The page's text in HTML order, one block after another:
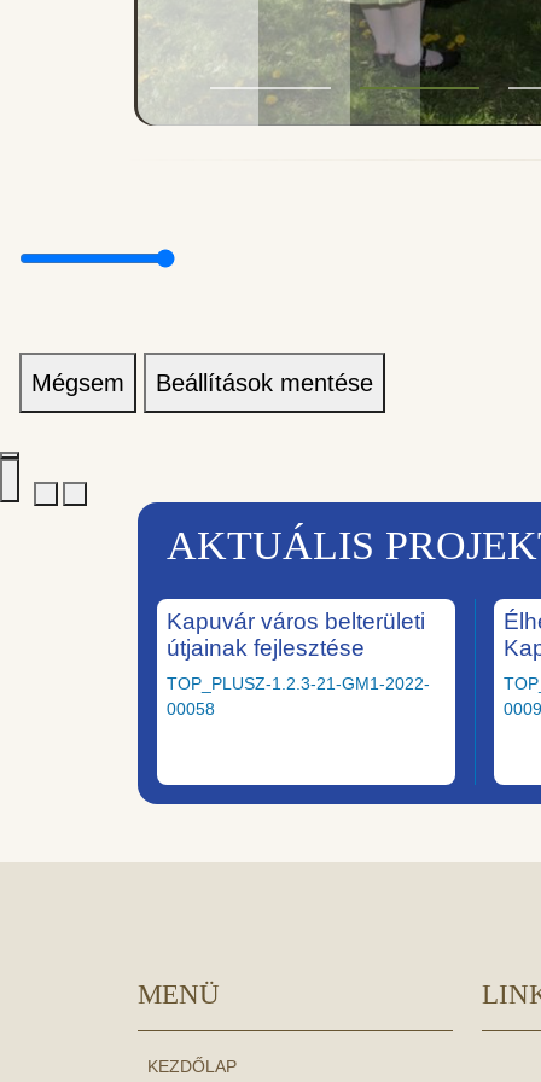
Mégsem Beállítások mentése
AKTUÁLIS
Kapuvár város belterületi
útjainak fejlesztése
TOP_PLUSZ-1.2.3-21-GM1-2022-
00058
MENÜ
KEZDŐLAP